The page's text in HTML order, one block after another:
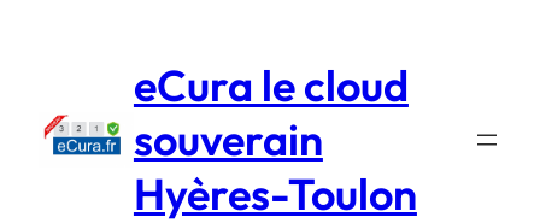
eCura le cloud
souverain
Hyères-Toulon